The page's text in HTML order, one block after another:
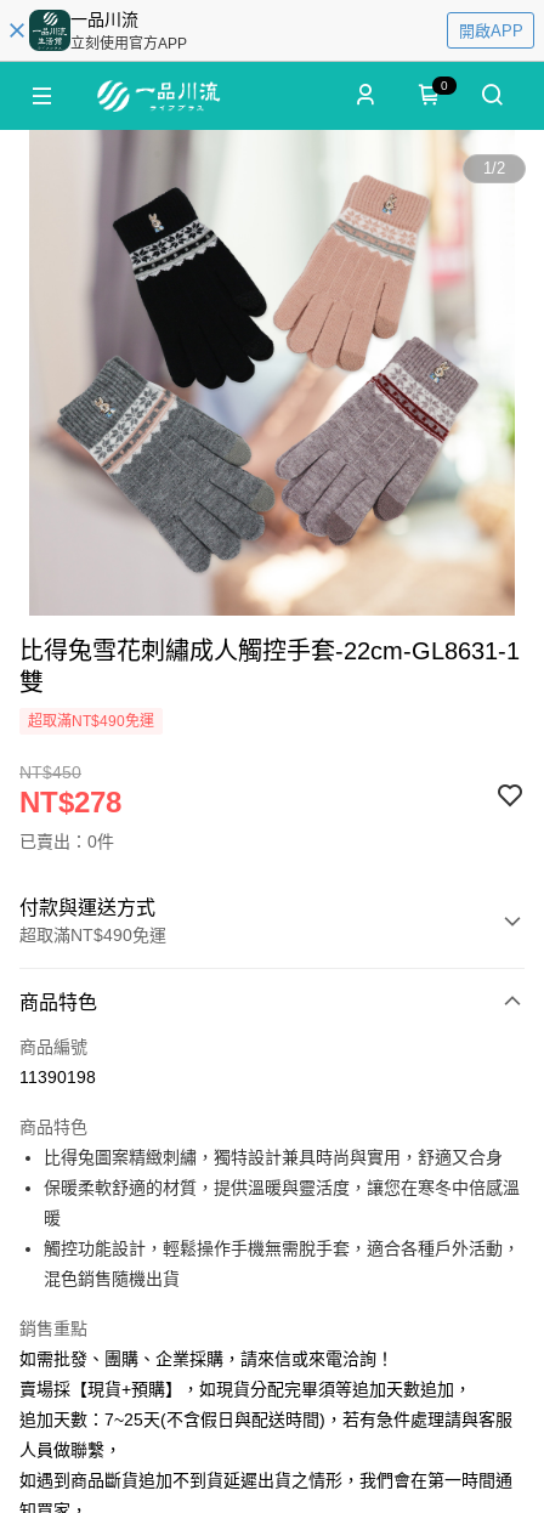
一品川流
立刻使用官方APP
開啟APP
0
1/2
比得兔雪花刺繡成人觸控手套-22cm-GL8631-1
雙
超取滿NT$490免運
NT$450
NT$278
已賣出：0件
付款與運送方式
超取滿NT$490免運
信用卡一次付款
信用卡分期付款
合作金庫商業銀行
華南商業銀行
彰化商業銀行
上海商業儲蓄銀行
台北富邦商業銀行
國泰世華商業銀行
臺灣中小企業銀行
台中商業銀行
匯豐（台灣）商業銀行
聯邦商業銀行
元大商業銀行
台新國際商業銀行
中國信託商業銀行
台灣樂天信用卡公司
6 期 0 利率 每期
華南商業銀行
彰化商業銀行
上海商業儲蓄銀行
國泰世華商業銀行
兆豐國際商業銀行
臺灣中小企業銀行
聯邦商業銀行
元大商業銀行
永豐商業銀行
玉山商業銀行
星展（台灣）商業銀行
台灣樂天信用卡公司
12 期 0 利率 每期NT$23 21家銀行
合作金庫商業銀行
上海商業儲蓄銀行
台北富邦商業銀行
國泰世華商業銀行
匯豐（台灣）商業銀行
聯邦商業銀行
遠東國際商業銀行
元大商業銀行
永豐商業銀行
玉山商業銀行
星展（台灣）商業銀行
台新國際商業銀行
超商取貨付款
LINE Pay
街口支付
悠遊付
全盈+PAY
AFTEE先享後付
商品特色
商品編號
11390198
商品特色
比得兔圖案精緻刺繡，獨特設計兼具時尚與實用，舒適又合身
保暖柔軟舒適的材質，提供溫暖與靈活度，讓您在寒冬中倍感溫
暖
觸控功能設計，輕鬆操作手機無需脫手套，適合各種戶外活動，
混色銷售隨機出貨
銷售重點
如需批發、團購、企業採購，請來信或來電洽詢！
賣場採【現貨+預購】，如現貨分配完畢須等追加天數追加，
追加天數：7~25天(不含假日與配送時間)，若有急件處理請與客服
人員做聯繫，
如遇到商品斷貨追加不到貨延遲出貨之情形，我們會在第一時間通